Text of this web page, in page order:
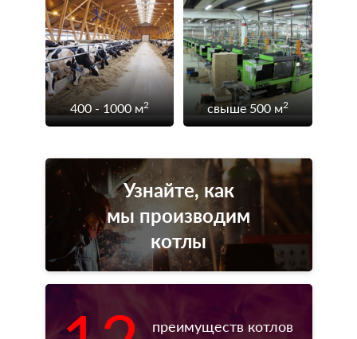
400 - 1000 м2 свыше 500 м2
Узнайте, как
мы производим
котлы
преимуществ котлов